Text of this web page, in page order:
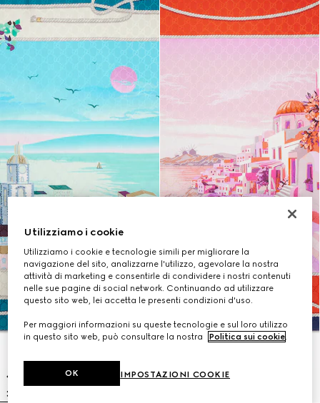
Utilizziamo i cookie
Utilizziamo i cookie e tecnologie simili per migliorare la
navigazione del sito, analizzarne l'utilizzo, agevolare la nostra
attività di marketing e consentirle di condividere i nostri contenuti
nelle sue pagine di social network. Continuando ad utilizzare
questo sito web, lei accetta le presenti condizioni d'uso.
Per maggiori informazioni su queste tecnologie e sul loro utilizzo
in questo sito web, può consultare la nostra
Politica sui cookie.
IMPOSTAZIONI COOKIE
OK